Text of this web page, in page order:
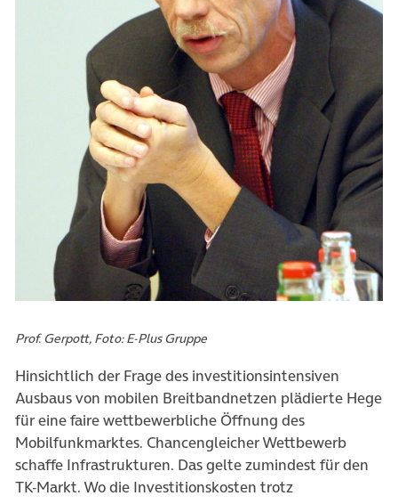
Prof. Gerpott, Foto: E-Plus Gruppe
Hinsichtlich der Frage des investitionsintensiven
Ausbaus von mobilen Breitbandnetzen plädierte Hege
für eine faire wettbewerbliche Öffnung des
Mobilfunkmarktes. Chancengleicher Wettbewerb
schaffe Infrastrukturen. Das gelte zumindest für den
TK-Markt. Wo die Investitionskosten trotz